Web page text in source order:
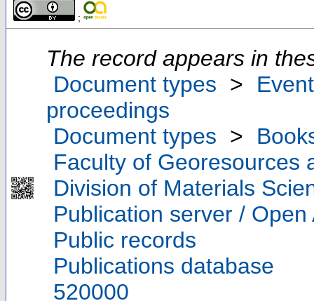
;
The record appears in
Document types >
proceedings
Document types >
Faculty of Georesources
Division of Materials
Publication server / Open
Public records
Publications database
520000